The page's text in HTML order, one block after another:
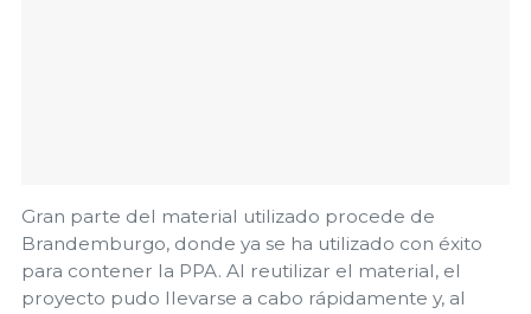
Gran parte del material utilizado procede de
Brandemburgo, donde ya se ha utilizado con éxito
para contener la PPA. Al reutilizar el material, el
proyecto pudo llevarse a cabo rápidamente y, al